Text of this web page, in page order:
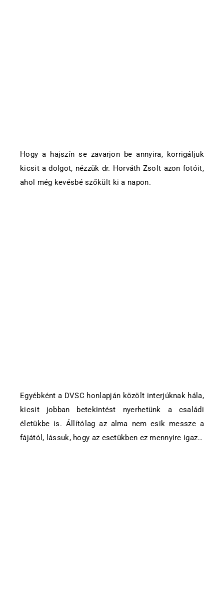
Hogy a hajszín se zavarjon be annyira, korrigáljuk
kicsit a dolgot, nézzük dr. Horváth Zsolt azon fotóit,
ahol még kevésbé szőkült ki a napon.
Egyébként a DVSC honlapján közölt interjúknak hála,
kicsit jobban betekintést nyerhetünk a családi
életükbe is. Állítólag az alma nem esik messze a
fájától, lássuk, hogy az esetükben ez mennyire igaz…